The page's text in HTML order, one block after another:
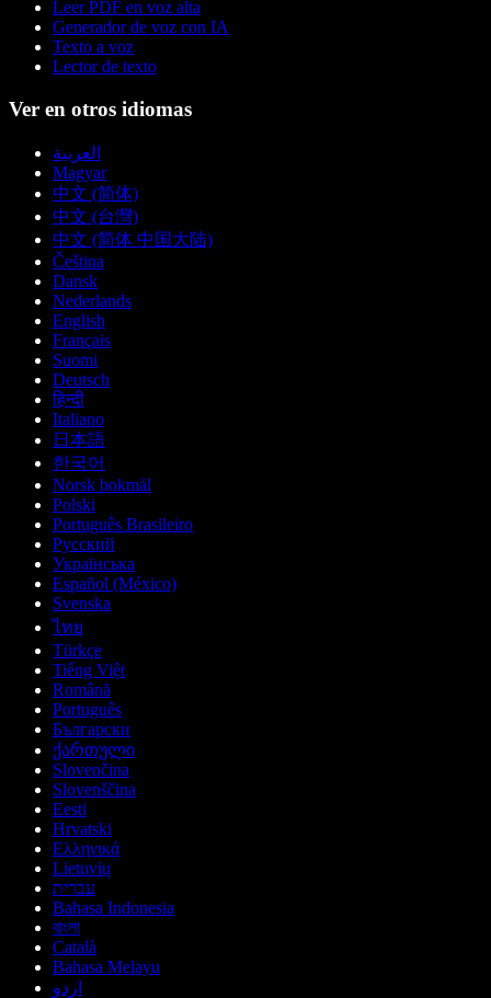
Leer PDF en voz alta
Generador de voz con IA
Texto a voz
Lector de texto
Ver en otros idiomas
العربية
Magyar
中文 (简体)
中文 (台灣)
中文 (简体 中国大陆)
Čeština
Dansk
Nederlands
English
Français
Suomi
Deutsch
हिन्दी
Italiano
日本語
한국어
Norsk bokmål
Polski
Português Brasileiro
Русский
Українська
Español (México)
Svenska
ไทย
Türkçe
Tiếng Việt
Română
Português
Български
ქართული
Slovenčina
Slovenščina
Eesti
Hrvatski
Ελληνικά
Lietuvių
עברית
Bahasa Indonesia
বাংলা
Català
Bahasa Melayu
اردو